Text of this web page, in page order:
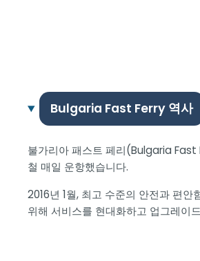
Bulgaria Fast Ferry 역사
불가리아 패스트 페리(Bulgaria
철 매일 운항했습니다.
2016년 1월, 최고 수준의 안전과 편
위해 서비스를 현대화하고 업그레이